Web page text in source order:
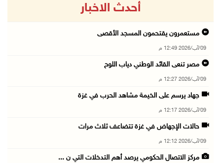
أحدث الاخبار
مستعمرون يقتحمون المسجد الأقصى
09/آب/2026 12:49 م
مصر تنعى القائد الوطني دياب اللوح
09/آب/2026 12:27 م
جهاد يرسم على الخيمة مشاهد الحرب في غزة
09/آب/2026 12:17 م
حالات الإجهاض في غزة تتضاعف ثلاث مرات
09/آب/2026 12:12 م
مركز الاتصال الحكومي يرصد أهم التدخلات التي ن ...